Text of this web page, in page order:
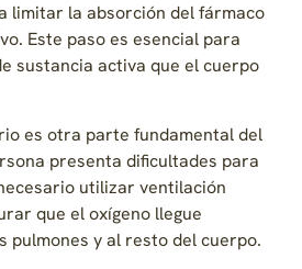
limitar la absorción del fármaco
Este paso es esencial para
sustancia activa que el cuerpo
es otra parte fundamental del
presenta dificultades para
utilizar ventilación
que el oxígeno llegue
pulmones y al resto del cuerpo.